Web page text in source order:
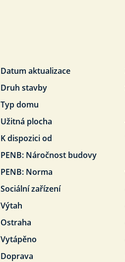
Datum aktualizace
Druh stavby
Typ domu
Užitná plocha
K dispozici od
PENB: Náročnost budovy
PENB: Norma
Sociální zařízení
Výtah
Ostraha
Vytápěno
Doprava